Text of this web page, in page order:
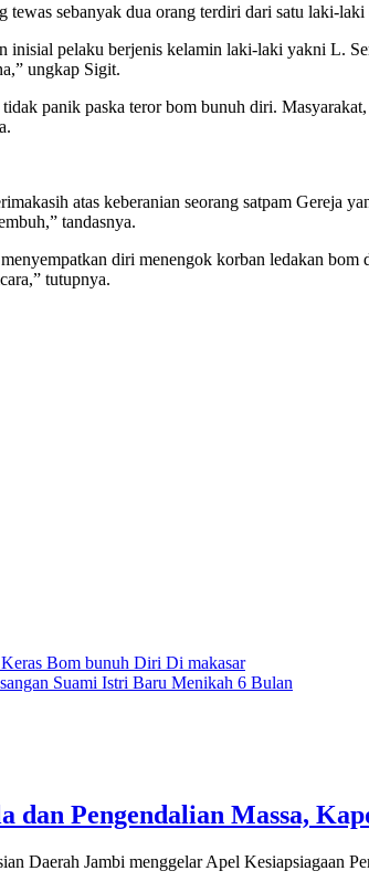
sebanyak dua orang terdiri dari satu laki-
pelaku berjenis kelamin laki-laki yakni L.
ungkap Sigit.
panik paska teror bom bunuh diri.
atas keberanian seorang satpam Gereja
tandasnya.
diri menengok korban ledakan
tutupnya.
Bom bunuh Diri Di makasar
Suami Istri Baru Menikah 6 Bulan
dan Pengendalian Massa,
Daerah Jambi menggelar Apel Kesiapsiagaan